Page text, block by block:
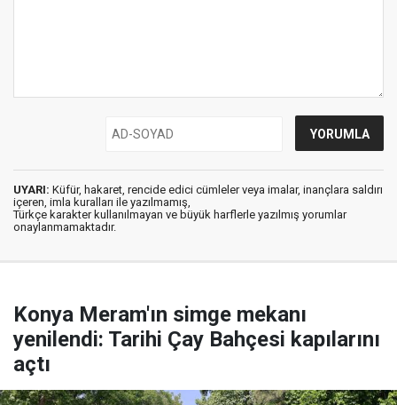
UYARI: Küfür, hakaret, rencide edici cümleler veya imalar, inançlara saldırı
içeren, imla kuralları ile yazılmamış,
Türkçe karakter kullanılmayan ve büyük harflerle yazılmış yorumlar
onaylanmamaktadır.
Konya Meram'ın simge mekanı
yenilendi: Tarihi Çay Bahçesi kapılarını
açtı